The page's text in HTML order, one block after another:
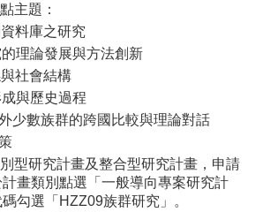
主題：
料庫之研究
理論發展與方法創新
社會結構
與歷史過程
少數族群的跨國比較與理論對話
型研究計畫及整合型研究計畫，申請
畫類別點選「一般導向專案研究計
勾選「HZZ09族群研究」。